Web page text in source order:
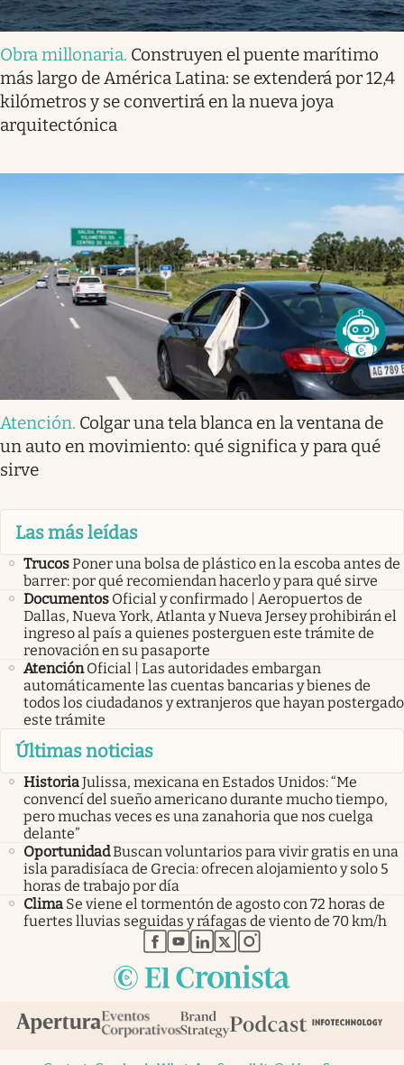
Obra millonaria. Construyen el puente marítimo
más largo de América Latina: se extenderá por 12,4
kilómetros y se convertirá en la nueva joya
arquitectónica
Atención. Colgar una tela blanca en la ventana de
un auto en movimiento: qué significa y para qué
sirve
Las más leídas
TrucosPoner una bolsa de plástico en la escoba antes de
barrer: por qué recomiendan hacerlo y para qué sirve
Documentos Oficial y confirmado | Aeropuertos de
Dallas, Nueva York, Atlanta y Nueva Jersey prohibirán el
ingreso al país a quienes posterguen este trámite de
renovación en su pasaporte
Atención Oficial | Las autoridades embargan
automáticamente las cuentas bancarias y bienes de
todos los ciudadanos y extranjeros que hayan postergado
este trámite
Últimas noticias
HistoriaJulissa, mexicana en Estados Unidos: “Me
convencí del sueño americano durante mucho tiempo,
pero muchas veces es una zanahoria que nos cuelga
delante”
OportunidadBuscan voluntarios para vivir gratis en una
isla paradisíaca de Grecia: ofrecen alojamiento y solo 5
horas de trabajo por día
Clima Se viene el tormentón de agosto con 72 horas de
fuertes lluvias seguidas y ráfagas de viento de 70 km/h
abre en nueva pestaña
abre en nueva pestaña
abre en nueva pestaña
abre en nueva pestaña
abre en nueva pestaña